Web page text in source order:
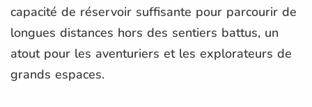
capacité de réservoir suffisante pour parcourir de
longues distances hors des sentiers battus, un
atout pour les aventuriers et les explorateurs de
grands espaces.